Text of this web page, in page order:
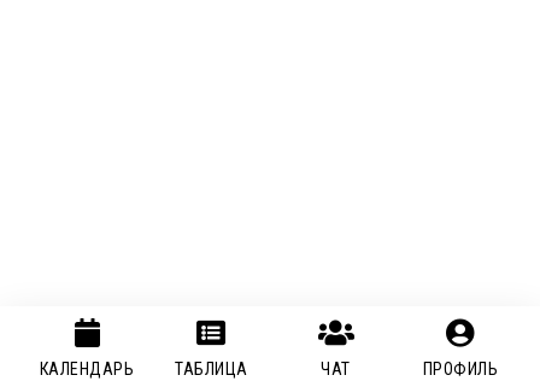
КАЛЕНДАРЬ ТАБЛИЦА ЧАТ ПРОФИЛЬ